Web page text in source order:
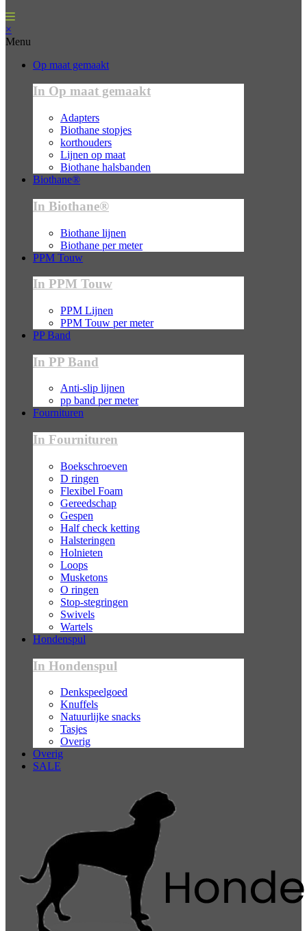
×
Menu
Op maat gemaakt
In Op maat gemaakt
Adapters
Biothane stopjes
korthouders
Lijnen op maat
Biothane halsbanden
Biothane®
In Biothane®
Biothane lijnen
Biothane per meter
PPM Touw
In PPM Touw
PPM Lijnen
PPM Touw per meter
PP Band
In PP Band
Anti-slip lijnen
pp band per meter
Fournituren
In Fournituren
Boekschroeven
D ringen
Flexibel Foam
Gereedschap
Gespen
Half check ketting
Halsteringen
Holnieten
Loops
Musketons
O ringen
Stop-stegringen
Swivels
Wartels
Hondenspul
In Hondenspul
Denkspeelgoed
Knuffels
Natuurlijke snacks
Tasjes
Overig
Overig
SALE